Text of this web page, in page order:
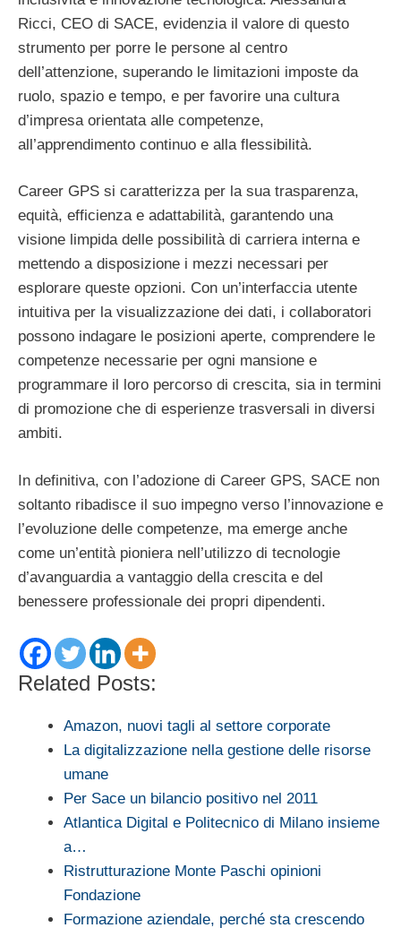
Ricci, CEO di SACE, evidenzia il valore di questo
strumento per porre le persone al centro
dell’attenzione, superando le limitazioni imposte da
ruolo, spazio e tempo, e per favorire una cultura
d’impresa orientata alle competenze,
all’apprendimento continuo e alla flessibilità.
Career GPS si caratterizza per la sua trasparenza,
equità, efficienza e adattabilità, garantendo una
visione limpida delle possibilità di carriera interna e
mettendo a disposizione i mezzi necessari per
esplorare queste opzioni. Con un’interfaccia utente
intuitiva per la visualizzazione dei dati, i collaboratori
possono indagare le posizioni aperte, comprendere le
competenze necessarie per ogni mansione e
programmare il loro percorso di crescita, sia in termini
di promozione che di esperienze trasversali in diversi
ambiti.
In definitiva, con l’adozione di Career GPS, SACE non
soltanto ribadisce il suo impegno verso l’innovazione e
l’evoluzione delle competenze, ma emerge anche
come un’entità pioniera nell’utilizzo di tecnologie
d’avanguardia a vantaggio della crescita e del
benessere professionale dei propri dipendenti.
Related Posts:
Amazon, nuovi tagli al settore corporate
La digitalizzazione nella gestione delle risorse
umane
Per Sace un bilancio positivo nel 2011
Atlantica Digital e Politecnico di Milano insieme
a…
Ristrutturazione Monte Paschi opinioni
Fondazione
Formazione aziendale, perché sta crescendo